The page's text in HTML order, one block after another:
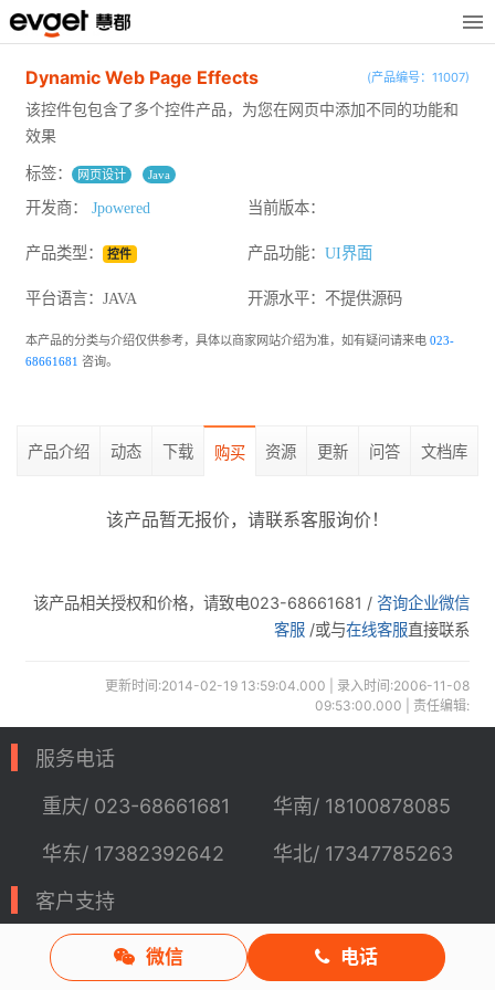
Dynamic Web Page Effects (产品编号：11007)
该控件包包含了多个控件产品，为您在网页中添加不同的功能和
效果
标签： 网页设计 Java
开发商： Jpowered 当前版本：
产品类型： 控件 产品功能： UI界面
平台语言：JAVA 开源水平： 不提供源码
本产品的分类与介绍仅供参考，具体以商家网站介绍为准，如有疑问请来电 023-
68661681 咨询。
产品介绍 动态 下载 购买 资源 更新 问答 文档库
该产品暂无报价，请联系客服询价！
该产品相关授权和价格，请致电023-68661681 / 咨询企业微信
客服 /或与在线客服直接联系
更新时间:2014-02-19 13:59:04.000 | 录入时间:2006-11-08
09:53:00.000 | 责任编辑:
服务电话
重庆/ 023-68661681
华东/ 17382392642
华南/ 18100878085
华北/ 17347785263
客户支持
技术支持 咨询服务
微信 电话